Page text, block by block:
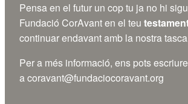
Pensa en el futur un cop tu ja no hi
Fundació CorAvant en el teu
continuar endavant amb la nostra
Per a més informació, ens pots escriure
acoravant@fundaciocoravant.org